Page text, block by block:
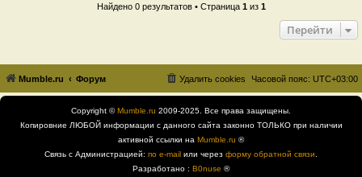
Найдено 0 результатов • Страница 1из 1
Перейти
Mumble.ru Форум Часовой пояс: UTC+03:00
Удалить cookies
Copyright ©Mumble.ru 2009-2025. Все права защищены.
Копировние ЛЮБОЙ информации с данного сайта законно ТОЛЬКО при наличии
активной ссылки на Mumble.ru ®
Связь с Администрацией: по e-mail или через форму обратной связи
Разработано : B0nuse ®